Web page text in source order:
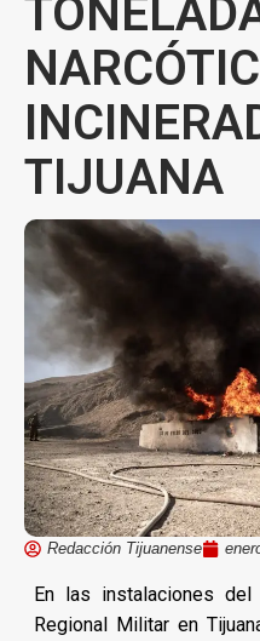
TIJUANA
Redacción Tijuanense
En las instalaciones del
Regional Militar en